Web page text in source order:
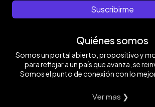
Suscribirme
Quiénes somos
Somos un portal abierto, propositivo y
para reflejar a un país que avanza, se
Somos el punto de conexión con lo mejor
Ver mas ❯